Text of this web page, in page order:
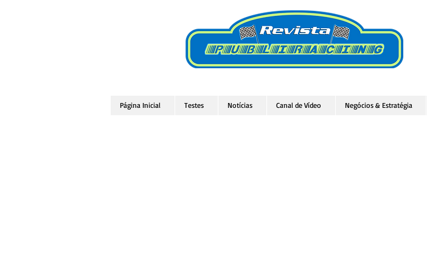
Página Inicial Testes Notícias Canal de Vídeo Negócios & Estratégia